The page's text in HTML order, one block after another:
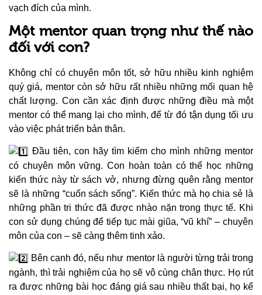
vạch đích của mình.
Một mentor quan trọng như thế nào
đối với con?
Không chỉ có chuyên môn tốt, sở hữu nhiều kinh nghiệm
quý giá, mentor còn sở hữu rất nhiều những mối quan hệ
chất lượng. Con cần xác định được những điều mà một
mentor có thể mang lại cho mình, để từ đó tận dụng tối ưu
vào việc phát triển bản thân.
Đầu tiên, con hãy tìm kiếm cho mình những mentor
có chuyên môn vững. Con hoàn toàn có thể học những
kiến thức này từ sách vở, nhưng đừng quên rằng mentor
sẽ là những “cuốn sách sống”. Kiến thức mà họ chia sẻ là
những phần tri thức đã được nhào nặn trong thực tế. Khi
con sử dụng chúng để tiếp tục mài giũa, “vũ khí” – chuyên
môn của con – sẽ càng thêm tinh xảo.
Bên cạnh đó, nếu như mentor là người từng trải trong
ngành, thì trải nghiệm của họ sẽ vô cùng chân thực. Họ rút
ra được những bài học đáng giá sau nhiều thất bại, họ kể